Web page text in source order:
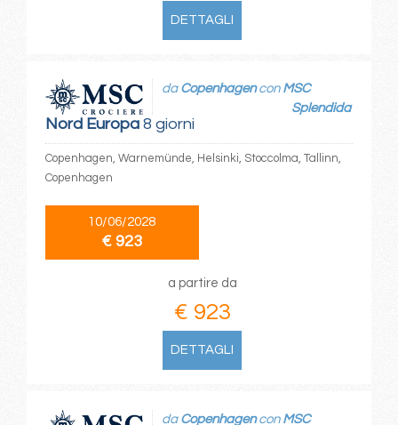
DETTAGLI
Nord Europa8 giorni
da Copenhagencon MSC
Splendida
Copenhagen, Warnemünde, Helsinki, Stoccolma, Tallinn,
Copenhagen
10/06/2028
€ 923
a partire da
€ 923
DETTAGLI
da Copenhagencon MSC